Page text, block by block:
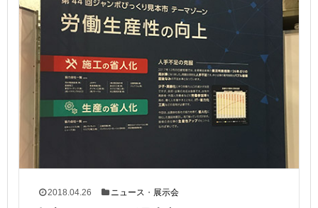
2018.04.26 ニュース ・ 展示会